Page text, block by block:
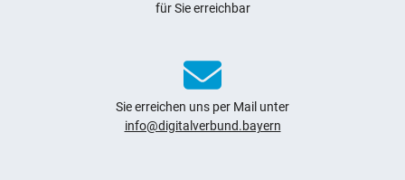
für Sie erreichbar
Sie erreichen uns per Mail unter
info@digitalverbund.bayern